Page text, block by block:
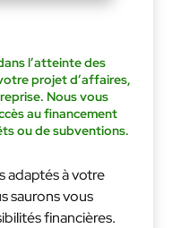
l’atteinte des
projet d’affaires,
Nous vous
au financement
ou de subventions.
adaptés à votre
saurons vous
financières.